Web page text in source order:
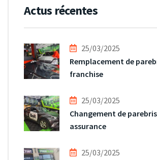
Actus récentes
25/03/2025
Remplacement de
franchise
25/03/2025
Changement de
assurance
25/03/2025